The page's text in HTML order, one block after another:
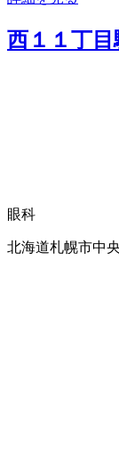
西１１丁
眼科
北海道札幌市中